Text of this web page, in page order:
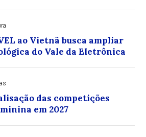
ao Vietnã busca ampliar
do Vale da Eletrônica
das competições
em 2027